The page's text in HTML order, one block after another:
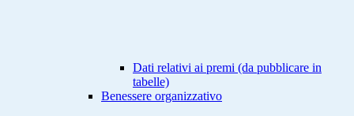
Dati relativi ai premi (da pubblicare in
tabelle)
Benessere organizzativo